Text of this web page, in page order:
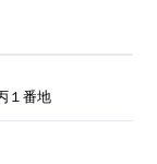
１番地